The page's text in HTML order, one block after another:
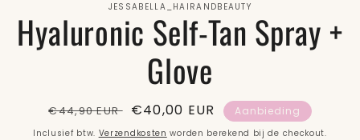
JESSABELLA_HAIRANDBEAUTY
Hyaluronic Self-Tan Spray +
Glove
Normale
prijs
€44,90 EUR Aanbiedingsprijs
€40,00 EUR Aanbieding
Inclusief btw. Verzendkosten worden berekend bij de checkout.